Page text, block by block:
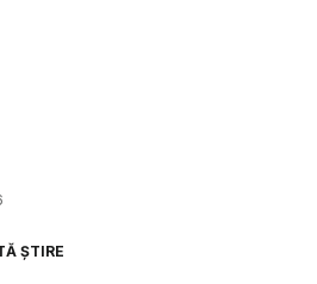
ȘTIRE